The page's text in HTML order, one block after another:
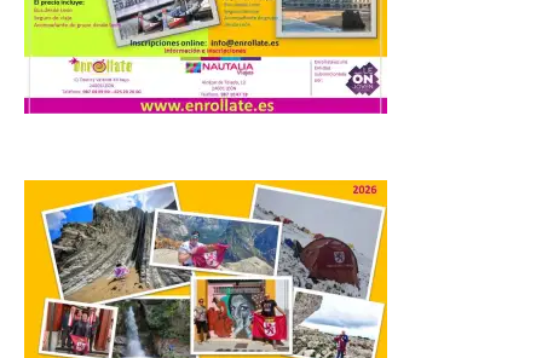
Miradores naturales,
pueblos con alma y
paisajes de leyenda
este fenómeno astronómico único. Un
eclipse total de sol será visible en la
Península Ibérica durante […]
León a la cabeza de la lista
del nuevo ranking de